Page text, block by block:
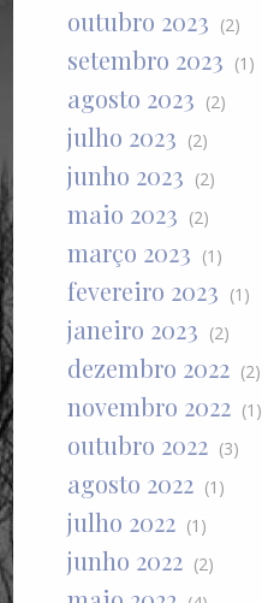
outubro 2023 (2)
setembro 2023 (1)
agosto 2023 (2)
julho 2023 (2)
junho 2023 (2)
maio 2023 (2)
março 2023 (1)
fevereiro 2023 (1)
janeiro 2023 (2)
dezembro 2022 (2)
novembro 2022 (1)
outubro 2022 (3)
agosto 2022 (1)
julho 2022 (1)
junho 2022 (2)